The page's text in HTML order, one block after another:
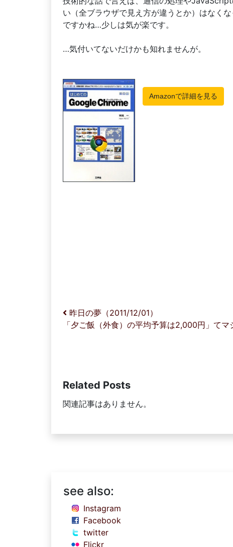
い（全ブラウザで見え方が違うとか）はなく
ですかね…少しは気が楽です。
…気付いてないだけかも知れませんが。
投稿ナビゲーション
昨日の夢（2011/12/01）
「夕ご飯（外食）の平均予算は2,000円」て
Related Posts
関連記事はありません。
see also:
Instagram
Facebook
twitter
Flickr